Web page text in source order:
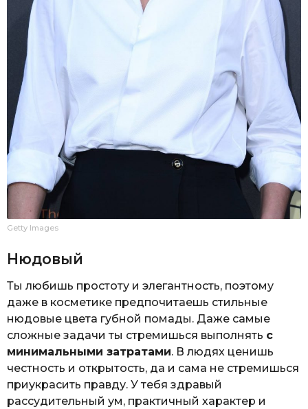
Getty Images
Нюдовый
Ты любишь простоту и элегантность, поэтому
даже в косметике предпочитаешь стильные
нюдовые цвета губной помады. Даже самые
сложные задачи ты стремишься выполнять с
минимальными затратами. В людях ценишь
честность и открытость, да и сама не стремишься
приукрасить правду. У тебя здравый
рассудительный ум, практичный характер и